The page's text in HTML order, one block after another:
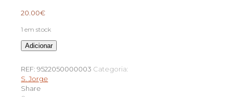
20.00€
1 em stock
Quantidade
de
Jorge
de
15
Adicionar
REF: 9522050000003 Categoria:
S. Jorge
Share